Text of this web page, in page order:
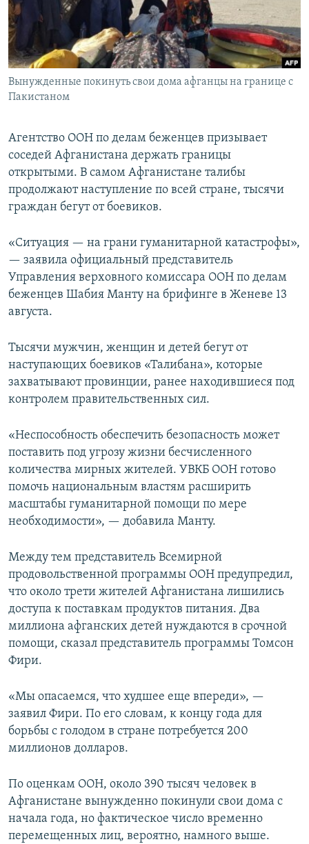
Вынужденные покинуть свои дома афганцы на границе с
Пакистаном
Агентство ООН по делам беженцев призывает
соседей Афганистана держать границы
открытыми. В самом Афганистане талибы
продолжают наступление по всей стране, тысячи
граждан бегут от боевиков.
«Ситуация — на грани гуманитарной катастрофы»,
— заявила официальный представитель
Управления верховного комиссара ООН по делам
беженцев Шабия Манту на брифинге в Женеве 13
августа.
Тысячи мужчин, женщин и детей бегут от
наступающих боевиков «Талибана», которые
захватывают провинции, ранее находившиеся под
контролем правительственных сил.
«Неспособность обеспечить безопасность может
поставить под угрозу жизни бесчисленного
количества мирных жителей. УВКБ ООН готово
помочь национальным властям расширить
масштабы гуманитарной помощи по мере
необходимости», — добавила Манту.
Между тем представитель Всемирной
продовольственной программы ООН предупредил,
что около трети жителей Афганистана лишились
доступа к поставкам продуктов питания. Два
миллиона афганских детей нуждаются в срочной
помощи, сказал представитель программы Томсон
Фири.
«Мы опасаемся, что худшее еще впереди», —
заявил Фири. По его словам, к концу года для
борьбы с голодом в стране потребуется 200
миллионов долларов.
По оценкам ООН, около 390 тысяч человек в
Афганистане вынужденно покинули свои дома с
начала года, но фактическое число временно
перемещенных лиц, вероятно, намного выше.